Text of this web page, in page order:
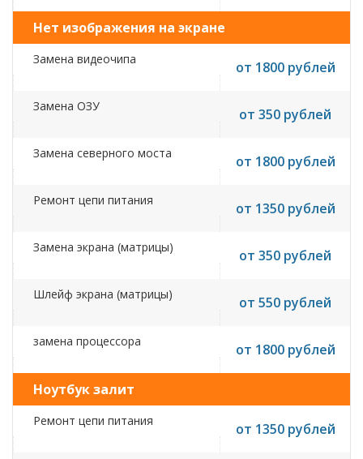
Нет изображения на экране
Замена видеочипа от 1800 рублей
Замена ОЗУ от 350 рублей
Замена северного моста от 1800 рублей
Ремонт цепи питания от 1350 рублей
Замена экрана (матрицы) от 350 рублей
Шлейф экрана (матрицы) от 550 рублей
замена процессора от 1800 рублей
Ноутбук залит
Ремонт цепи питания от 1350 рублей